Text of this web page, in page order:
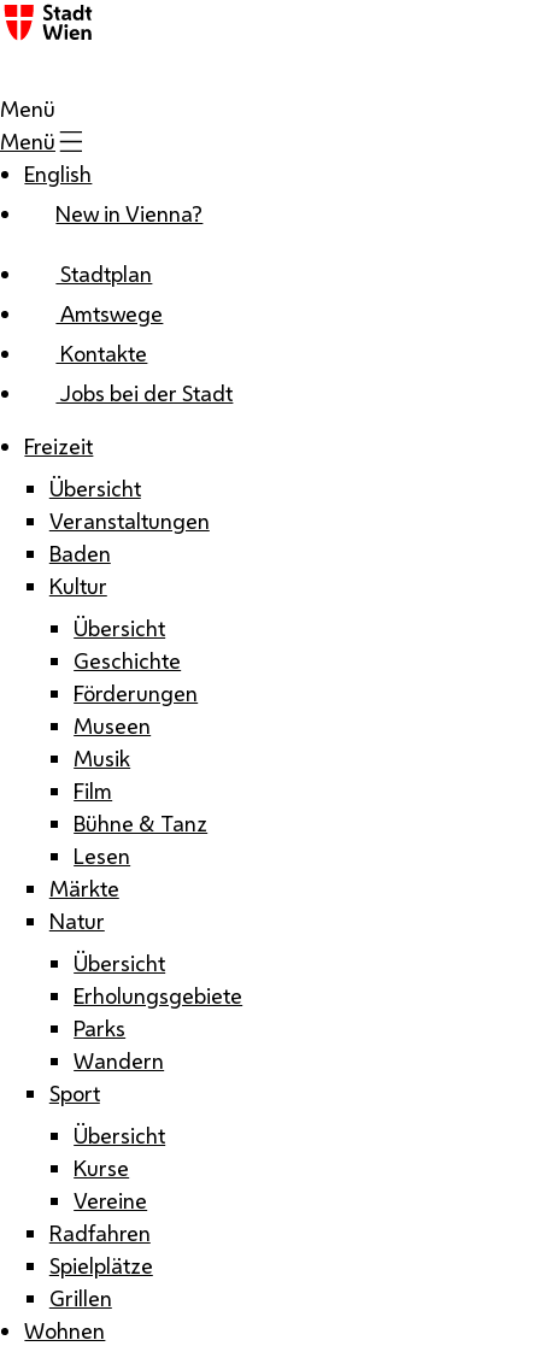
Zum Inhalt
Menü
Menü
English
New in Vienna?
Stadtplan
Amtswege
Kontakte
Jobs bei der Stadt
Freizeit
Übersicht
Veranstaltungen
Baden
Kultur
Übersicht
Geschichte
Förderungen
Museen
Musik
Film
Bühne & Tanz
Lesen
Märkte
Natur
Übersicht
Erholungsgebiete
Parks
Wandern
Sport
Übersicht
Kurse
Vereine
Radfahren
Spielplätze
Grillen
Wohnen